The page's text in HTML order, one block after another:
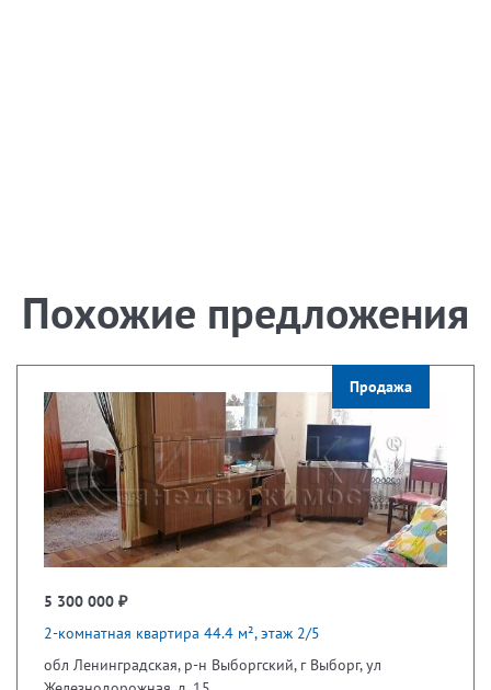
Похожие предложения
Продажа
5 300 000 ₽
2-комнатная квартира 44.4 м², этаж 2/5
обл Ленинградская, р-н Выборгский, г Выборг, ул